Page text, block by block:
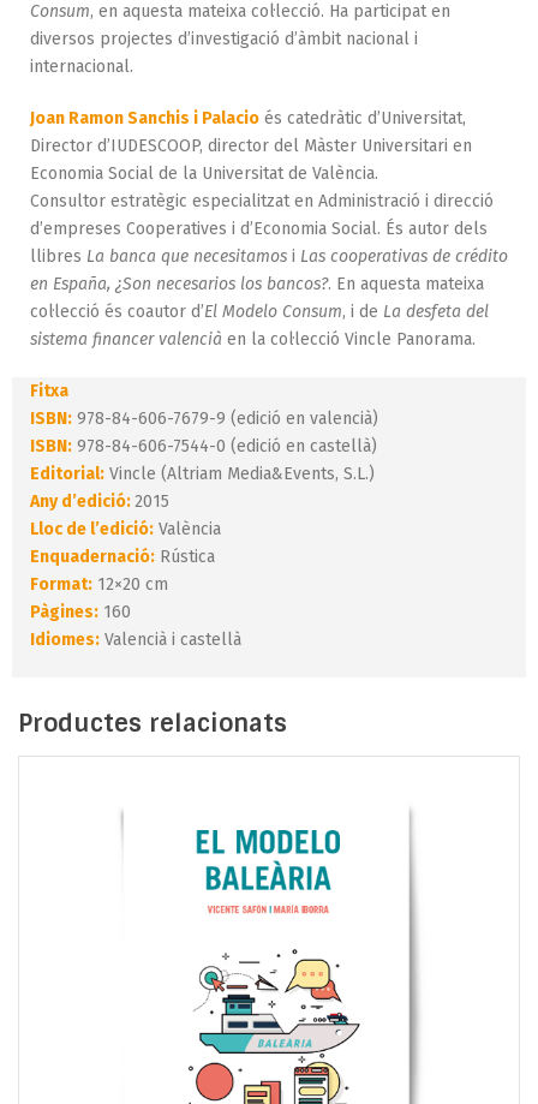
Consum, en aquesta mateixa col·lecció. Ha participat en
diversos projectes d’investigació d’àmbit nacional i
internacional.
Joan Ramon Sanchis i Palacio és catedràtic d’Universitat,
Director d’IUDESCOOP, director del Màster Universitari en
Economia Social de la Universitat de València.
Consultor estratègic especialitzat en Administració i direcció
d’empreses Cooperatives i d’Economia Social. És autor dels
llibres La banca que necesitamos i Las cooperativas de crédito
en España, ¿Son necesarios los bancos?. En aquesta mateixa
col·lecció és coautor d’El Modelo Consum, i de La desfeta del
sistema financer valencià en la col·lecció Vincle Panorama.
Fitxa
ISBN: 978-84-606-7679-9 (edició en valencià)
ISBN: 978-84-606-7544-0 (edició en castellà)
Editorial: Vincle (Altriam Media&Events, S.L.)
Any d’edició:2015
Lloc de l’edició: València
Enquadernació: Rústica
Format: 12×20 cm
Pàgines: 160
Idiomes: Valencià i castellà
Productes relacionats